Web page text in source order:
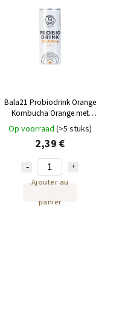
Bala21 Probiodrink Orange
Kombucha Orange met
probiotica 250 ml
Op voorraad (>5 stuks)
2,39 €
Ajouter au
panier